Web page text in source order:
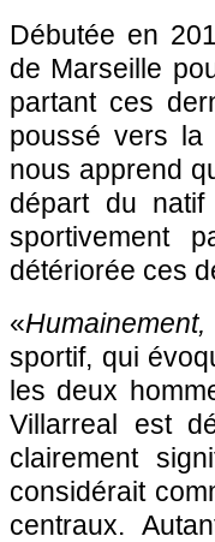
Débutée en
de Marseille
partant ces
poussé vers la
nous apprend
départ du
sportivement
détériorée ces
«
sportif, qui
les deux
Villarreal est
clairement
considérait
centraux.